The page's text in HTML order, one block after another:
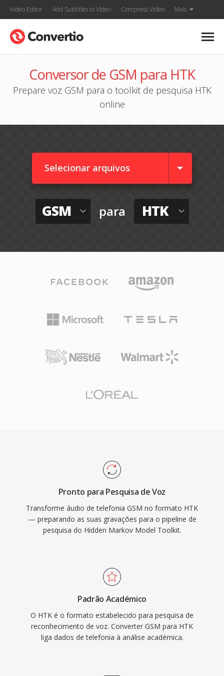
Video Editor Add Subtitles to Video Compress Video Mais
Conversor de GSM para HTK
Prepare voz GSM para o toolkit de pesquisa HTK
online
Selecionar arquivos
GSM para HTK
Pronto para Pesquisa de Voz
Transforme áudio de telefonia GSM no formato HTK
— preparando as suas gravações para o pipeline de
pesquisa do Hidden Markov Model Toolkit.
Padrão Académico
O HTK é o formato estabelecido para pesquisa de
reconhecimento de voz. Converter GSM para HTK
liga dados de telefonia à análise académica.